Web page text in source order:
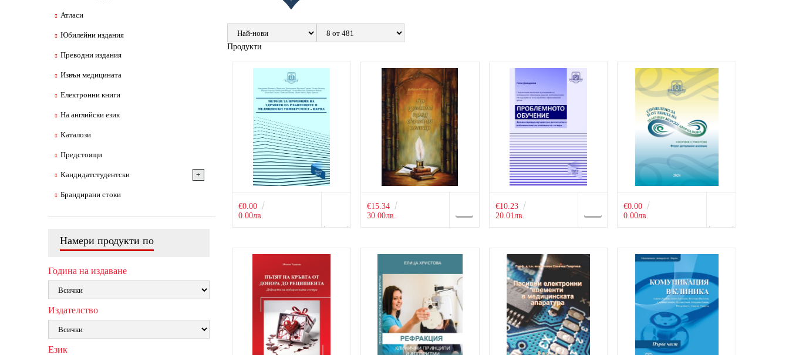
Атласи
Юбилейни издания
Преводни издания
Извън медицината
Електронни книги
На английски език
Каталози
Предстоящи
Кандидатстудентски
Брандирани стоки
Намери продукти по
Година на издаване
Издателство
Език
Продукти
€0.00
0.00лв.
€15.34
30.00лв.
€10.23
20.01лв.
€0.00
0.00лв.